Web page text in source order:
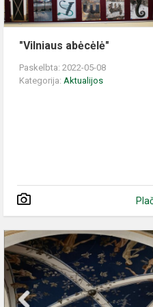
"Vilniaus abėcėlė"
Paskelbta: 2022-05-08
Kategorija:Aktualijos